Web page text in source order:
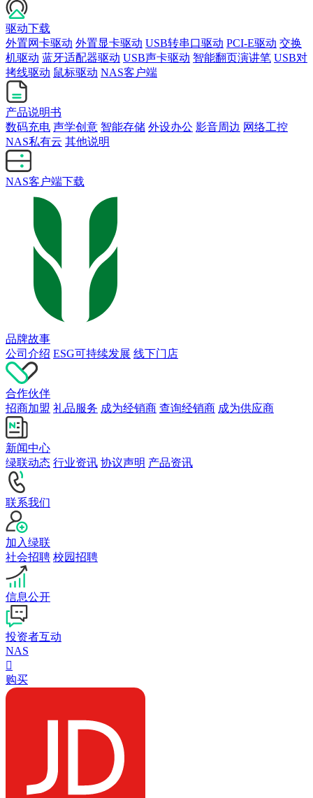
驱动下载
外置网卡驱动 外置显卡驱动 USB转串口驱动 PCI-E驱动 交换
机驱动 蓝牙适配器驱动 USB声卡驱动 智能翻页演讲笔 USB对
拷线驱动 鼠标驱动 NAS客户端
产品说明书
数码充电 声学创意 智能存储 外设办公 影音周边 网络工控
NAS私有云 其他说明
NAS客户端下载
品牌故事
公司介绍 ESG可持续发展 线下门店
合作伙伴
招商加盟 礼品服务 成为经销商 查询经销商 成为供应商
新闻中心
绿联动态 行业资讯 协议声明 产品资讯
联系我们
加入绿联
社会招聘 校园招聘
信息公开
投资者互动
NAS

购买